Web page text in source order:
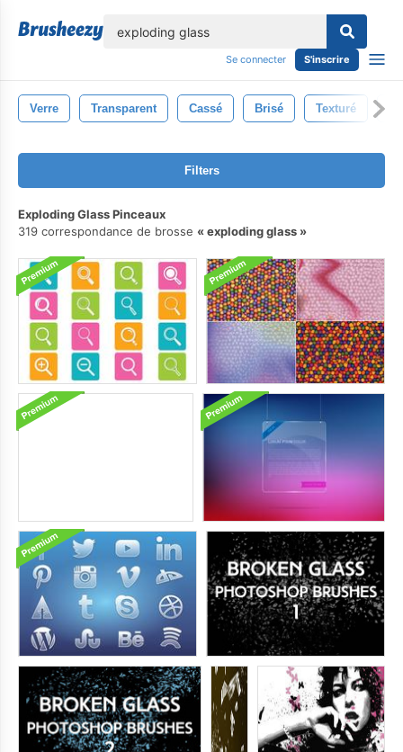
Se connecter S'inscrire
Verre Transparent Cassé Brisé Texturé
Filters
Exploding Glass Pinceaux
319 correspondance de brosse
exploding glass